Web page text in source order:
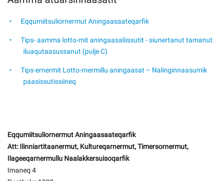
Eqqumiitsuliornermut Aningaasaateqarfik
Tips- aamma lotto-mit aningaasaliissutit - siunertanut tamanut
iluaqutaasussanut (pulje C)
Tips-ernermit Lotto-rnermillu aningaasat – Nalinginnaasumik
paasissutissiineq
Eqqumiitsuliornermut Aningaasaateqarfik
Att: Ilinniartitaanermut, Kultureqarnermut, Timersornermut,
Ilageeqarnermullu Naalakkersuisoqarfik
Imaneq 4